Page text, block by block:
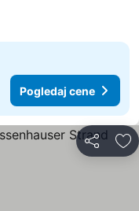
Pogledaj cene
Deli